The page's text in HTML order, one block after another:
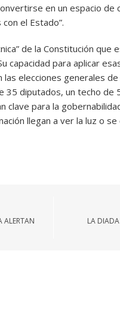
en un espacio de
el Estado”.
de la Constitución que
capacidad para aplicar
las elecciones generales
35 diputados, un techo de
clave para la
llegan a ver la luz o
ALERTAN
LA